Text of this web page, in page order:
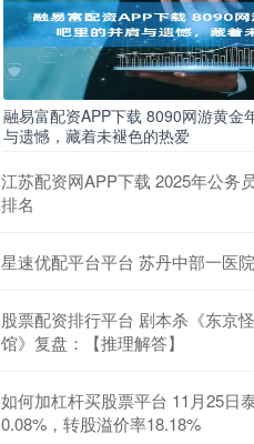
融易富配资APP下载 8090网游黄金
与遗憾，藏着未褪色的热爱
江苏配资网APP下载 2025年公务
排名
星速优配平台平台 苏丹中部一医
股票配资排行平台 剧本杀《东京
馆》复盘：【推理解答】
如何加杠杆买股票平台 11月25日
0.08%，转股溢价率18.18%